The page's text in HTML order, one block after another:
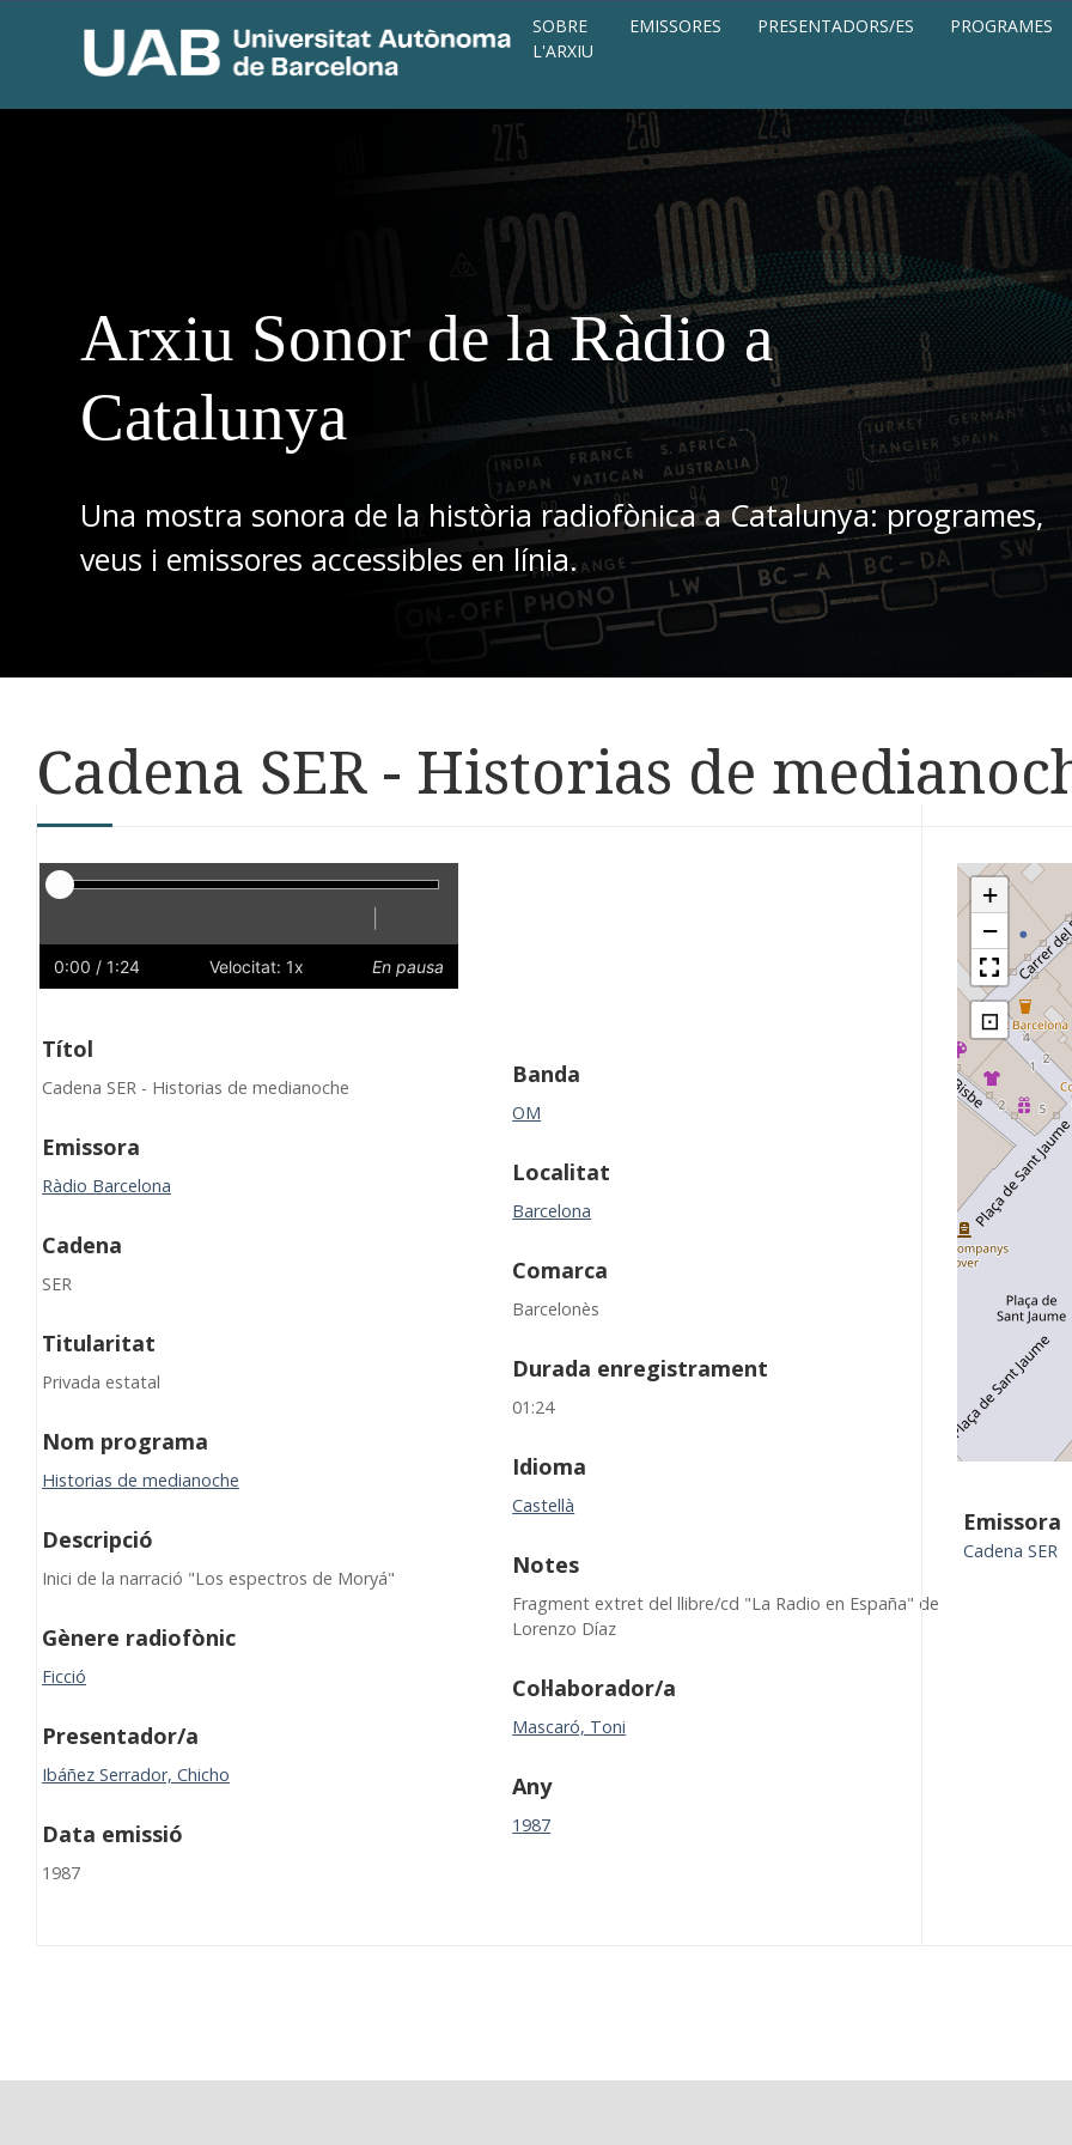
SOBRE
L'ARXIU
EMISSORES PRESENTADORS/ES PROGRAMES
Arxiu Sonor de la Ràdio a
Catalunya
Una mostra sonora de la història radiofònica a Catalunya: programes,
veus i emissores accessibles en línia.
Cadena SER - Historias de
Reproductor
Lent
0:00 / 1:24 Velocitat: 1x En pausa
Títol
Cadena SER - Historias de medianoche
Emissora
Ràdio Barcelona
Cadena
SER
Titularitat
Privada estatal
Nom programa
Historias de medianoche
Descripció
Inici de la narració "Los espectros de Moryá"
Gènere radiofònic
Ficció
Presentador/a
Ibáñez Serrador, Chicho
Data emissió
1987
Banda
OM
Localitat
Barcelona
Comarca
Barcelonès
Durada enregistrament
01:24
Idioma
Castellà
Notes
Fragment extret del llibre/cd "La Radio en España" de
Lorenzo Díaz
Col·laborador/a
Mascaró, Toni
Any
1987
+
−
⊡
Emissora
Cadena SER